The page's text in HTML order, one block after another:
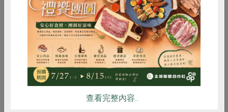
惜食 RPET 食譜 減硝酸鹽
雞蛋 食安 共同購買
查看完整內容..